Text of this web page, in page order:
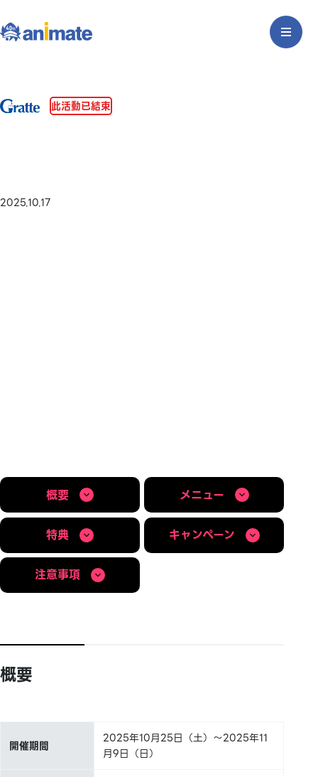
此活動已結束
2025.10.17
概要 メニュー
特典 キャンペーン
注意事項
概要
開催期間
2025年10月25日（土）～2025年11
月9日（日）